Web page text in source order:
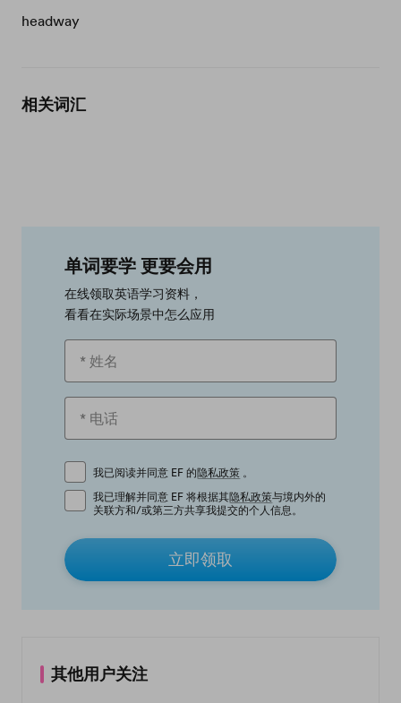
headway
相关词汇
单词要学 更要会用
在线领取英语学习资料，
看看在实际场景中怎么应用
我已阅读并同意 EF 的隐私政策 。
我已理解并同意 EF 将根据其隐私政策与境内外的
关联方和/或第三方共享我提交的个人信息。
立即领取
其他用户关注